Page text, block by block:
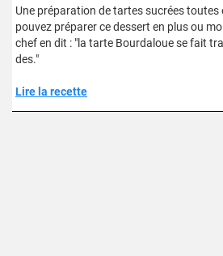
Une préparation de tartes sucrées
pouvez préparer ce dessert en plus ou
chef en dit : "la tarte Bourdaloue se fait
des."
Lire la recette